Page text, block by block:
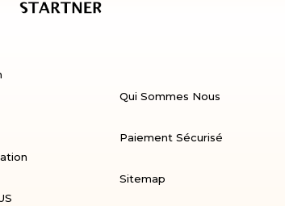
Qui Sommes Nous
Paiement Sécurisé
Sitemap